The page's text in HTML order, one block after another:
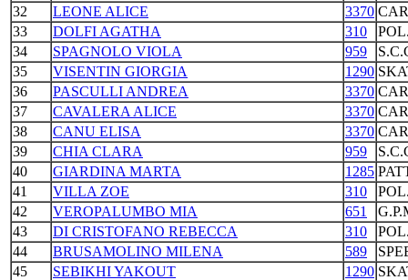
32
LEONE ALICE 3370
33
DOLFI AGATHA 310
34
SPAGNOLO VIOLA 959
35
VISENTIN GIORGIA 1290
36
PASCULLI ANDREA 3370
37
CAVALERA ALICE 3370
38
CANU ELISA 3370
39
CHIA CLARA 959
40
GIARDINA MARTA 1285
41
VILLA ZOE 310
42
VEROPALUMBO MIA 651
43
DI CRISTOFANO REBECCA 310
44
BRUSAMOLINO MILENA 589
45
SEBIKHI YAKOUT 1290